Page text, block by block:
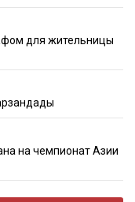
для жительницы
на чемпионат Азии